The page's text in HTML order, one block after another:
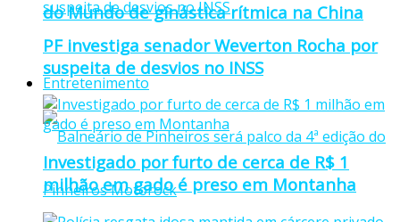
do Mundo de ginástica rítmica na China
Entretenimento
PF investiga senador Weverton Rocha por
suspeita de desvios no INSS
Investigado por furto de cerca de R$ 1
milhão em gado é preso em Montanha